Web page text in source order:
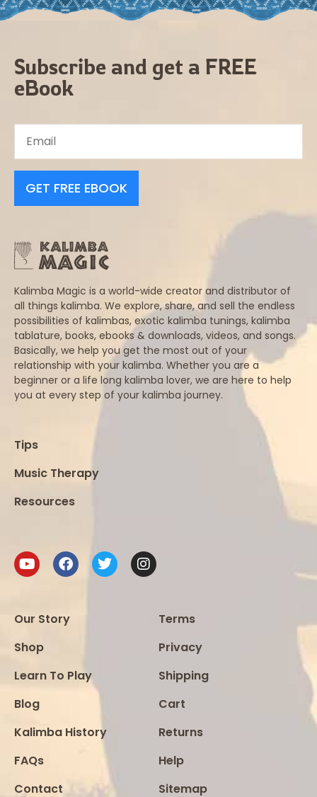
Subscribe and get a FREE
eBook
GET FREE EBOOK
Kalimba Magic is a world-wide creator and distributor of
all things kalimba. We explore, share, and sell the endless
possibilities of kalimbas, exotic kalimba tunings, kalimba
tablature, books, ebooks & downloads, videos, and songs.
Basically, we help you get the most out of your
relationship with your kalimba. Whether you are a
beginner or a life long kalimba lover, we are here to help
you at every step of your kalimba journey.
Tips
Music Therapy
Resources
Our Story
Shop
Learn To Play
Blog
Kalimba History
FAQs
Contact
Terms
Privacy
Shipping
Cart
Returns
Help
Sitemap